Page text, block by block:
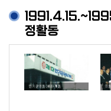
정활동